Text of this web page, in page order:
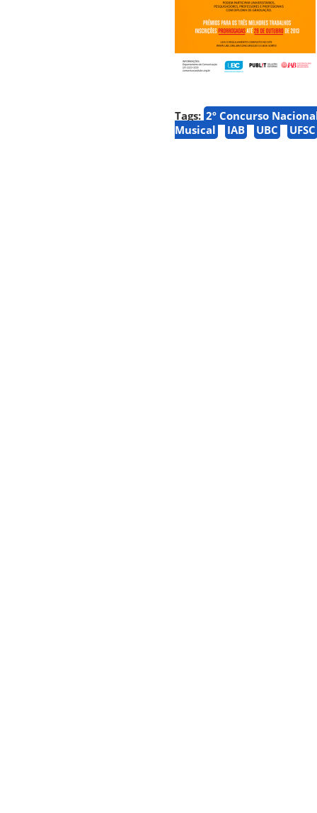
Tags: 2º Concurso
Musical
IAB UBC UFSC